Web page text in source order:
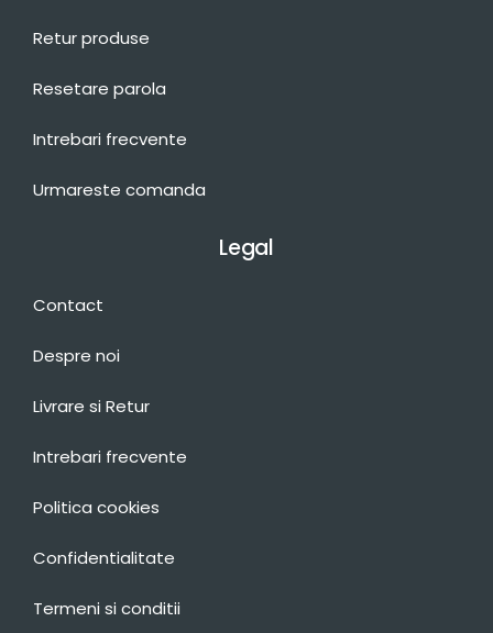
Retur produse
Resetare parola
Intrebari frecvente
Urmareste comanda
Legal
Contact
Despre noi
Livrare si Retur
Intrebari frecvente
Politica cookies
Confidentialitate
Termeni si conditii